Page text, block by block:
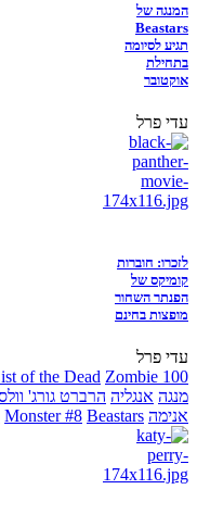
המנגה של
Beastars
תגיע לסיומה
בתחילת
אוקטובר
עדי פרל
לזכרו: חוברות
קומיקס של
הפנתר השחור
מופצות בחינם
עדי פרל
of the Dead Zombie 100
מנגה אנגליה הרברט גורג'
אנימה
Monster #8 Beastars